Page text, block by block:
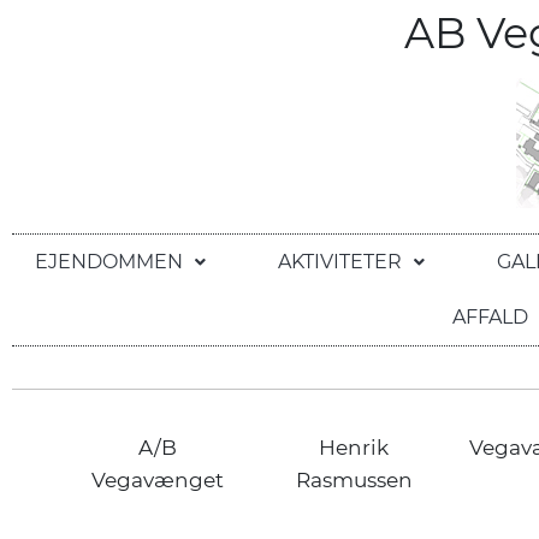
AB
EJENDOMMEN AKTIVITETER
AFFALD
A/B
Vegavænget
Henrik
Rasmussen